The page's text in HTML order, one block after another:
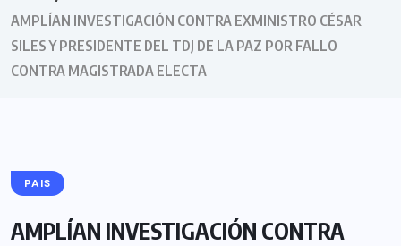
AMPLÍAN INVESTIGACIÓN CONTRA EXMINISTRO CÉSAR
SILES Y PRESIDENTE DEL TDJ DE LA PAZ POR FALLO
CONTRA MAGISTRADA ELECTA
PAIS
AMPLÍAN INVESTIGACIÓN CONTRA